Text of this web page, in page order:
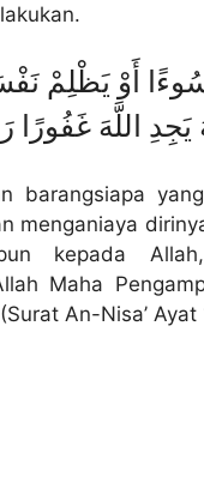
أَوْ يَظْلِمْ
يَجِدِ اللَّهَ غَفُورًا
barangsiapa
menganiaya
kepada
Maha
An-Nisa’ Ayat